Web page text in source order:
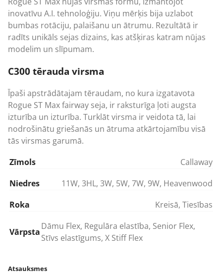
inovatīvu A.I. tehnoloģiju. Viņu mērķis bija uzlabot
bumbas rotāciju, palaišanu un ātrumu. Rezultātā ir
radīts unikāls sejas dizains, kas atšķiras katram nūjas
modelim un slīpumam.
C300 tērauda virsma
Īpaši apstrādātajam tēraudam, no kura izgatavota
Rogue ST Max fairway seja, ir raksturīga ļoti augsta
izturība un izturība. Turklāt virsma ir veidota tā, lai
nodrošinātu griešanās un ātruma atkārtojamību visā
tās virsmas garumā.
Zīmols
Callaway
Niedres
11W, 3HL, 3W, 5W, 7W, 9W, Heavenwood
Roka
Kreisā, Tiesības
Vārpsta
Dāmu Flex, Regulāra elastība, Senior Flex,
Stīvs elastīgums, X Stiff Flex
Atsauksmes